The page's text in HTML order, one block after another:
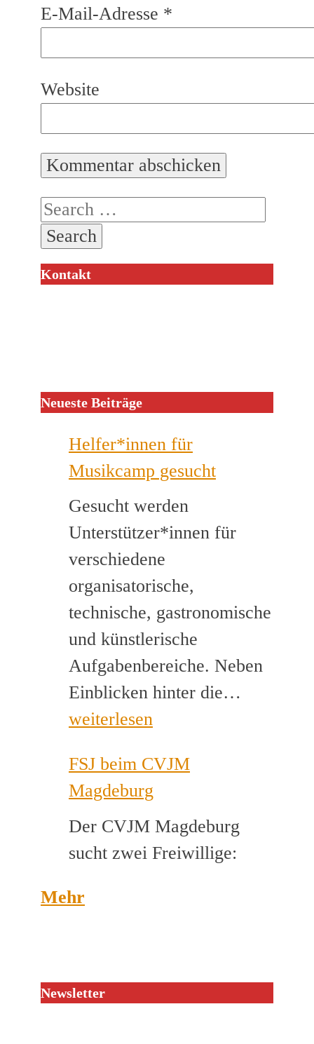
E-Mail-Adresse *
Website
Search
for:
Kontakt
Neueste Beiträge
Helfer*innen für
Musikcamp gesucht
Gesucht werden
Unterstützer*innen für
verschiedene
organisatorische,
technische, gastronomische
und künstlerische
Aufgabenbereiche. Neben
Einblicken hinter die…
weiterlesen
FSJ beim CVJM
Magdeburg
Der CVJM Magdeburg
sucht zwei Freiwillige:
Mehr
Newsletter